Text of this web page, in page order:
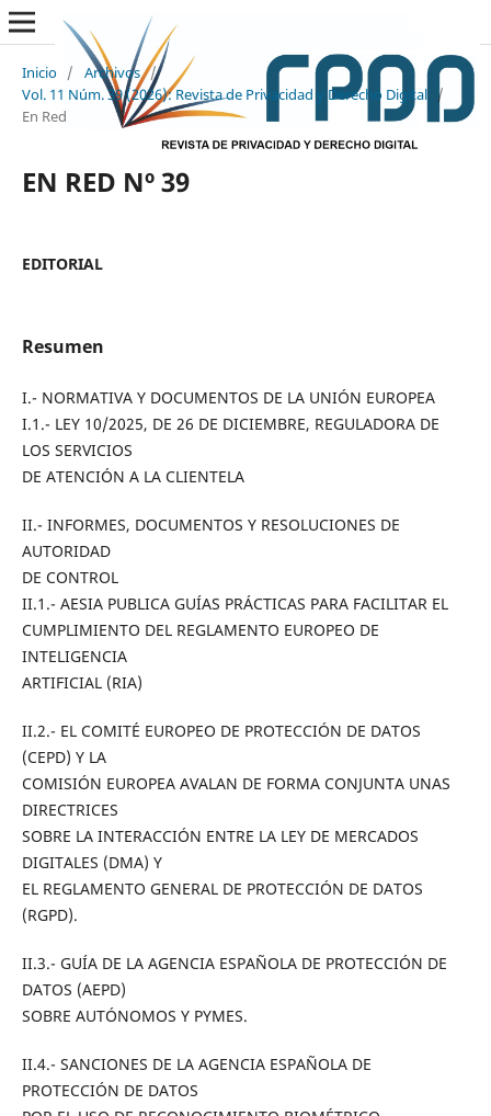
Inicio / Archivos /
Vol. 11 Núm. 39 (2026): Revista de Privacidad y Derecho Digital /
En Red
EN RED Nº 39
EDITORIAL
Resumen
I.- NORMATIVA Y DOCUMENTOS DE LA UNIÓN EUROPEA
I.1.- LEY 10/2025, DE 26 DE DICIEMBRE, REGULADORA DE
LOS SERVICIOS
DE ATENCIÓN A LA CLIENTELA
II.- INFORMES, DOCUMENTOS Y RESOLUCIONES DE
AUTORIDAD
DE CONTROL
II.1.- AESIA PUBLICA GUÍAS PRÁCTICAS PARA FACILITAR EL
CUMPLIMIENTO DEL REGLAMENTO EUROPEO DE
INTELIGENCIA
ARTIFICIAL (RIA)
II.2.- EL COMITÉ EUROPEO DE PROTECCIÓN DE DATOS
(CEPD) Y LA
COMISIÓN EUROPEA AVALAN DE FORMA CONJUNTA UNAS
DIRECTRICES
SOBRE LA INTERACCIÓN ENTRE LA LEY DE MERCADOS
DIGITALES (DMA) Y
EL REGLAMENTO GENERAL DE PROTECCIÓN DE DATOS
(RGPD).
II.3.- GUÍA DE LA AGENCIA ESPAÑOLA DE PROTECCIÓN DE
DATOS (AEPD)
SOBRE AUTÓNOMOS Y PYMES.
II.4.- SANCIONES DE LA AGENCIA ESPAÑOLA DE
PROTECCIÓN DE DATOS